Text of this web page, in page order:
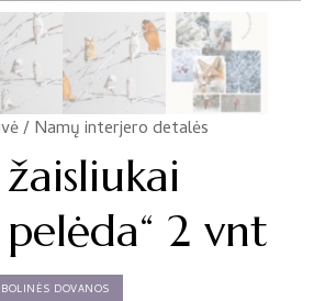
/Namų interjero detalės
/
2 vnt
DOVANOS